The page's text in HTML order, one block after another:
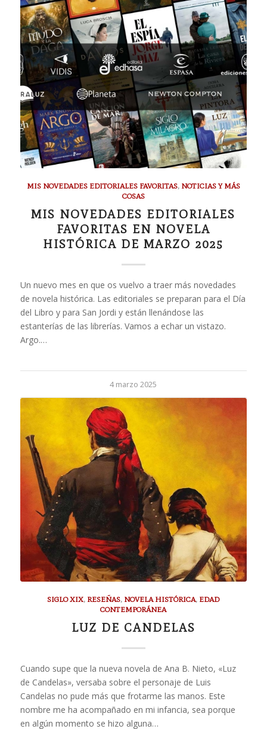
MIS NOVEDADES EDITORIALES FAVORITAS, NOTICIAS Y MÁS
COSAS
MIS NOVEDADES EDITORIALES
FAVORITAS EN NOVELA
HISTÓRICA DE MARZO 2025
Un nuevo mes en que os vuelvo a traer más novedades
de novela histórica. Las editoriales se preparan para el Día
del Libro y para San Jordi y están llenándose las
estanterías de las librerías. Vamos a echar un vistazo.
Argo.…
4 marzo 2025
SIGLO XIX, RESEÑAS, NOVELA HISTÓRICA, EDAD
CONTEMPORÁNEA
LUZ DE CANDELAS
Cuando supe que la nueva novela de Ana B. Nieto, «Luz
de Candelas», versaba sobre el personaje de Luis
Candelas no pude más que frotarme las manos. Este
nombre me ha acompañado en mi infancia, sea porque
en algún momento se hizo alguna…